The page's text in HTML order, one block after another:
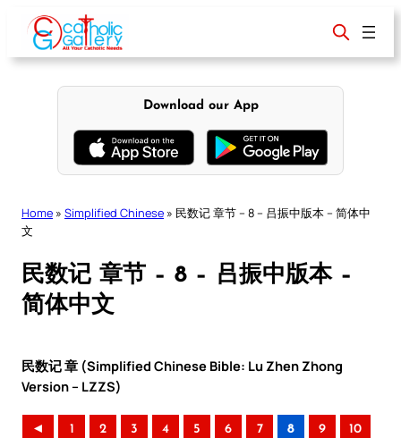
content
Download our App
Home » Simplified Chinese » 民数记 章节 – 8 – 吕振中版本 – 简体中
文
民数记 章节 – 8 – 吕振中版本 –
简体中文
民数记 章 (Simplified Chinese Bible: Lu Zhen Zhong
Version – LZZS)
◄ 1 2 3 4 5 6 7 8 9 10